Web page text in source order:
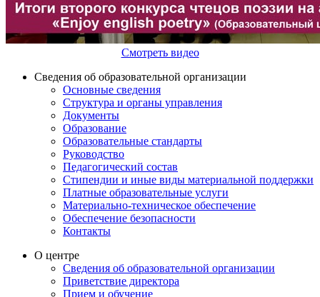
Смотреть видео
Сведения об образовательной организации
Основные сведения
Структура и органы управления
Документы
Образование
Образовательные стандарты
Руководство
Педагогический состав
Стипендии и иные виды материальной поддержки
Платные образовательные услуги
Материально-техническое обеспечение
Обеспечение безопасности
Контакты
О центре
Сведения об образовательной организации
Приветствие директора
Прием и обучение